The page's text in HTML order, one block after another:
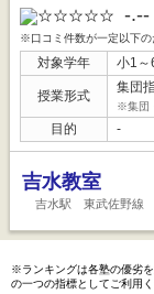
-.--
※口コミ件数が一定以下の
対象学年 小1～
授業形式
集団
※集団
目的 -
吉水教室
吉水駅 東武佐野線
※ランキングは各塾の優劣
の一つの指標としてご利用く